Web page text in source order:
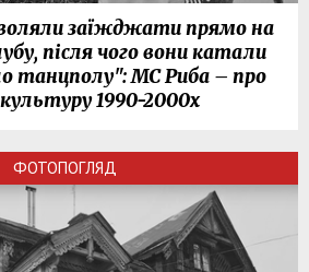
заїжджати прямо на
після чого вони катали
танцполу": МС Риба – про
1990-2000х
ФОТОПОГЛЯД